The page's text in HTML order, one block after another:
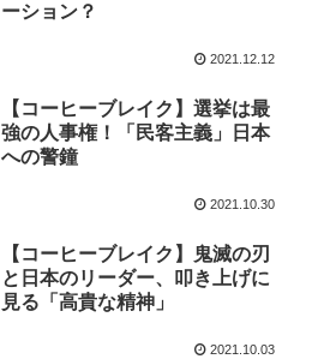
ーション？
2021.12.12
【コーヒーブレイク】選挙は最
強の人事権！「民客主義」日本
への警鐘
2021.10.30
【コーヒーブレイク】鬼滅の刃
と日本のリーダー、叩き上げに
見る「高貴な精神」
2021.10.03